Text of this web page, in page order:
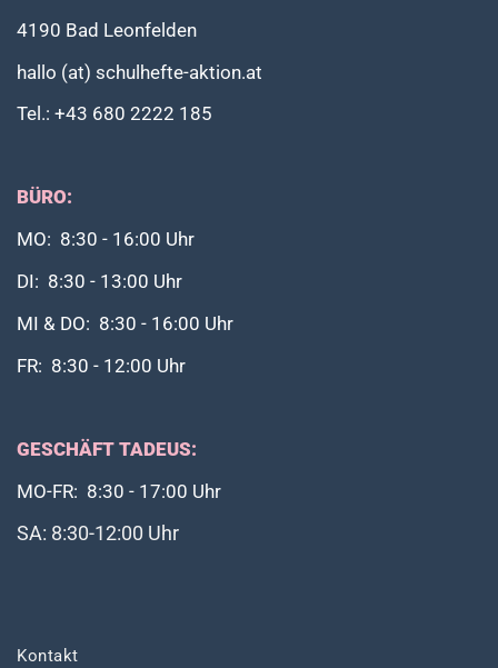
4190 Bad Leonfelden
hallo (at) schulhefte-aktion.at
Tel.: +43 680 2222 185
BÜRO:
MO: 8:30 - 16:00 Uhr
DI: 8:30 - 13:00 Uhr
MI & DO: 8:30 - 16:00 Uhr
FR: 8:30 - 12:00 Uhr
GESCHÄFT TADEUS:
MO-FR: 8:30 - 17:00 Uhr
SA: 8:30-12:00 Uhr
Kontakt